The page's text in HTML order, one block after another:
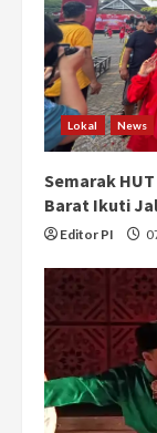
a
d
i
n
g
Lokal News
Semarak
Barat Ikuti
Editor PI